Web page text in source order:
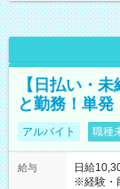
【日払い・
と勤務！単
アルバイト 職種
給与
日給
※経験・能